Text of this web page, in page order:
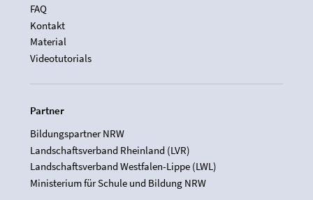
FAQ
Kontakt
Material
Videotutorials
Partner
Bildungspartner NRW
Landschaftsverband Rheinland (LVR)
Landschaftsverband Westfalen-Lippe (LWL)
Ministerium für Schule und Bildung NRW